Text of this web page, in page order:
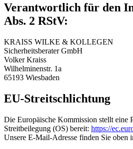
Verantwortlich für den
Abs. 2 RStV:
KRAISS WILKE & KOLLEGEN
Sicherheitsberater GmbH
Volker Kraiss
Wilhelminenstr. 1a
65193 Wiesbaden
EU-Streitschlichtung
Die Europäische Kommission stellt eine
Streitbeilegung (OS) bereit: https://
Unsere E-Mail-Adresse finden Sie oben